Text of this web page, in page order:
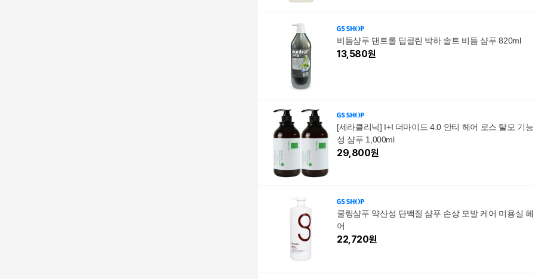
비듬샴푸 댄트롤 딥클린 박하 솔트 비듬 샴푸 820ml
13,580원
[세라클리닉] I+I 더마이드 4.0 안티 헤어 로스 탈모 기능
성 샴푸 1,000ml
29,800원
쿨링샴푸 약산성 단백질 샴푸 손상 모발 케어 미용실 헤
어
22,720원